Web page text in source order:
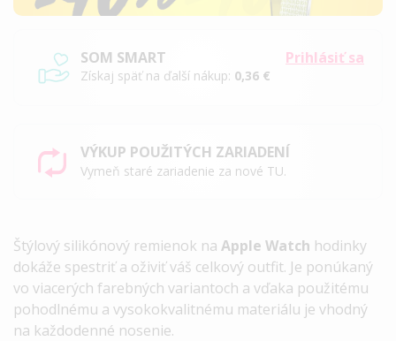
Prihlásiť sa
SOM SMART
Získaj späť na ďalší nákup: 0,36 €
VÝKUP POUŽITÝCH ZARIADENÍ
Vymeň staré zariadenie za nové TU.
Štýlový silikónový remienok na Apple Watch hodinky
dokáže spestriť a oživiť váš celkový outfit. Je ponúkaný
vo viacerých farebných variantoch a vďaka použitému
pohodlnému a vysokokvalitnému materiálu je vhodný
na každodenné nosenie.